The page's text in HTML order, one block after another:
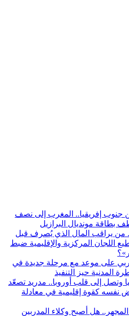
جنوب إفريقيا.. المغرب إلى نصف
23 شتنبر.. من يراقب المال الذي يُصرف قبل
اللجان المركزية والإقليمية ضبط
على موعد مع مرحلة جديدة في
المدنية حيز التنفيذ
وتصل إلى قلب أوروبا.. مدريد تصعّد
نفسه كقوة إقليمية في معادلة
هل أصبح وكلاء المدربين